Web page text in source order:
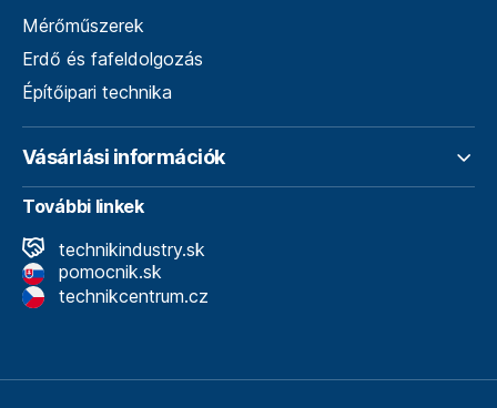
Mérőműszerek
Erdő és fafeldolgozás
Építőipari technika
Vásárlási információk
További linkek
technikindustry.sk
pomocnik.sk
technikcentrum.cz